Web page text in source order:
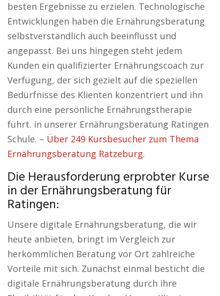
besten Ergebnisse zu erzielen. Technologische
Entwicklungen haben die Ernährungsberatung
selbstverständlich auch beeinflusst und
angepasst. Bei uns hingegen steht jedem
Kunden ein qualifizierter Ernährungscoach zur
Verfügung, der sich gezielt auf die speziellen
Bedürfnisse des Klienten konzentriert und ihn
durch eine persönliche Ernährungstherapie
führt. in unserer Ernährungsberatung Ratingen
Schule. – Über 249 Kursbesucher zum Thema
Ernährungsberatung Ratzeburg.
Die Herausforderung erprobter Kurse
in der Ernährungsberatung für
Ratingen:
Unsere digitale Ernährungsberatung, die wir
heute anbieten, bringt im Vergleich zur
herkömmlichen Beratung vor Ort zahlreiche
Vorteile mit sich. Zunächst einmal besticht die
digitale Ernährungsberatung durch ihre